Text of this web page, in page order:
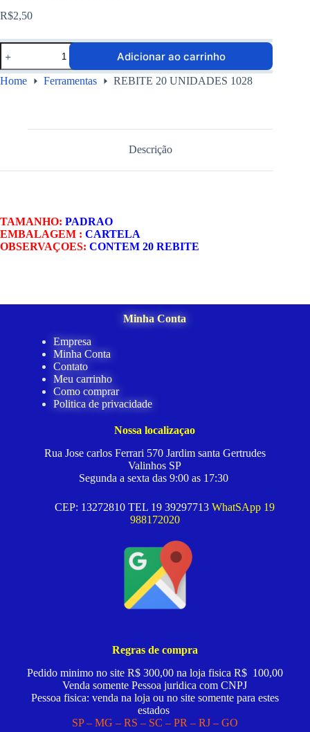
R$2,50
Adicionar ao carrinho
Home Ferramentas REBITE 20 UNIDADES 1028
Descrição
TAMANHO: PADRAO
EMBALAGEM : CARTELA
OBSERVAÇOES: CONTEM 20 REBITE
Minha Conta
Empresa
Minha Conta
Contato
Meu carrinho
Como comprar
Politica de privacidade
Nossa localizaçao
Rua Jose carlos Ferrari 570 Jardim santa Gertrudes
Valinhos SP
Segunda a sexta das 9:00 as 17:30
CEP: 13272810 TEL 19 39297713 WhatSApp 19
988172020
Regras de compra
Pedido minimo no site R$ 300,00 na loja fisica R$ 100,00
Venda somente Pessoa juridica com CNPJ
Pessoa fisica: venda na loja ou no site somente para estes
estados
SP – MG – RS – SC – PR – RJ – GO